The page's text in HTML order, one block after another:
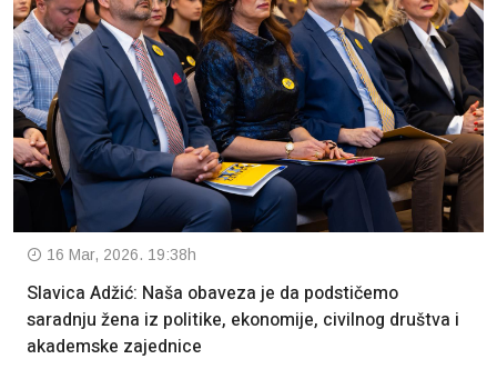
16 Mar, 2026. 19:38h
Slavica Adžić: Naša obaveza je da podstičemo
saradnju žena iz politike, ekonomije, civilnog društva i
akademske zajednice